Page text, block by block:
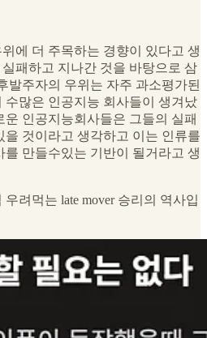
에 더 주목하는 경향이 있다고 생
패하고 지나간 것을 바탕으로 삼
발주자의 우위는 자주 과소평가된
수많은 인공지능 회사들이 생겨났
인공지능회사들은 그들의 실패
을 것이라고 생각하고 이는 인류를
만들수있는 기반이 될거라고 생
려먹는 late mover 승리의 역사입